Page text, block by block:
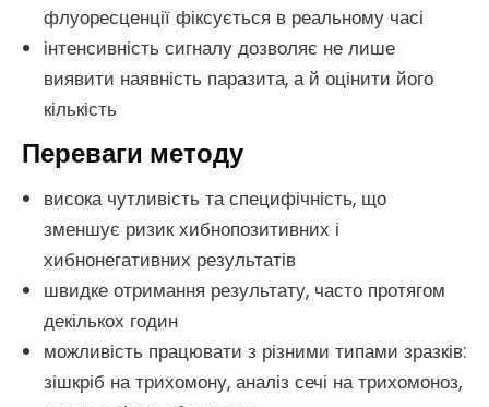
флуоресценції фіксується в реальному часі
інтенсивність сигналу дозволяє не лише
виявити наявність паразита, а й оцінити його
кількість
Переваги методу
висока чутливість та специфічність, що
зменшує ризик хибнопозитивних і
хибнонегативних результатів
швидке отримання результату, часто протягом
декількох годин
можливість працювати з різними типами зразків:
зішкріб на трихомону, аналіз сечі на трихомоноз,